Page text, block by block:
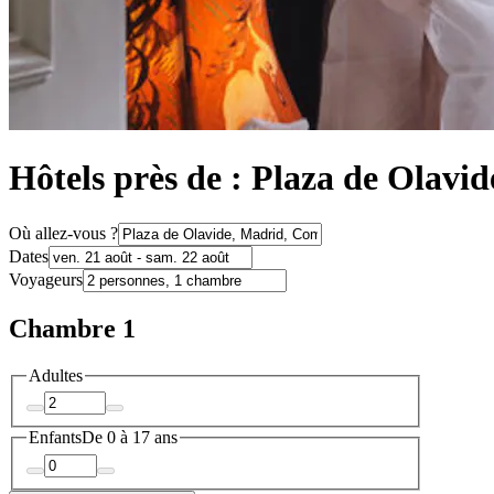
Hôtels près de : Plaza de
Où allez-vous ?
Dates
Voyageurs
Chambre 1
Adultes
EnfantsDe 0 à 17 ans